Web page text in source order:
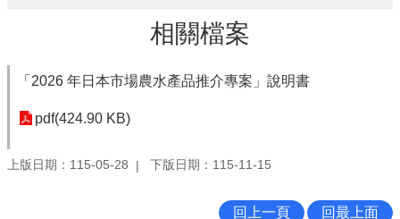
相關檔案
「2026 年日本市場農水產品推介專案」說明書
pdf(424.90 KB)
上版日期：115-05-28 下版日期：115-11-15
回上一頁 回最上面